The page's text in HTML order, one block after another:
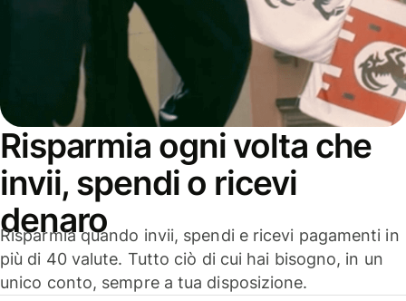
Risparmia ogni volta che
invii, spendi o ricevi
denaro
Risparmia quando invii, spendi e ricevi pagamenti in
più di 40 valute. Tutto ciò di cui hai bisogno, in un
unico conto, sempre a tua disposizione.